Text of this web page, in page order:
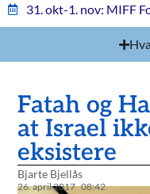
31. okt-1. nov: MIFF
Fatah og
at Israel
eksistere
Bjarte Bjellås
26. april 2017 08:42